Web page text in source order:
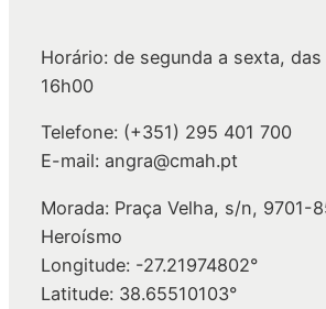
Horário: de segunda a sexta,
16h00
Telefone: (+351) 295 401 700
E-mail: angra@cmah.pt
Morada: Praça Velha, s/n, 9701-
Heroísmo
Longitude: -27.21974802°
Latitude: 38.65510103°